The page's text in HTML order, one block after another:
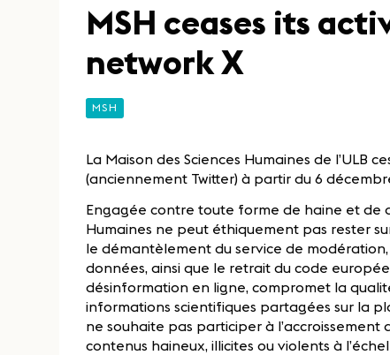
MSH ceases its
network X
MSH
La Maison des Sciences Humaines de l’ULB
(anciennement Twitter) à partir du 6
Engagée contre toute forme de haine et de
Humaines ne peut éthiquement pas rester
le démantèlement du service de
données, ainsi que le retrait du code
désinformation en ligne, compromet la
informations scientifiques partagées sur la
ne souhaite pas participer à
contenus haineux, illicites ou violents à